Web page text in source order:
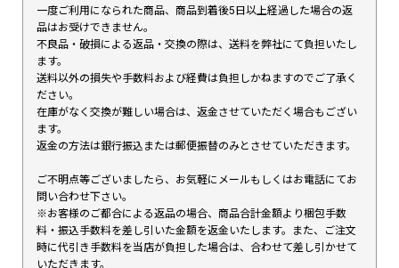
一度ご利用になられた商品、商品到着後5日以上経過した場合の返
品はお受けできません。
不良品・破損による返品・交換の際は、送料を弊社にて負担いたし
ます。
送料以外の損失や手数料および経費は負担しかねますのでご了承く
ださい。
在庫がなく交換が難しい場合は、返金させていただく場合もござい
ます。
返金の方法は銀行振込または郵便振替のみとさせていただきます。
ご不明点等ございましたら、お気軽にメールもしくはお電話にてお
問い合わせ下さい。
※お客様のご都合による返品の場合、商品合計金額より梱包手数
料・振込手数料を差し引いた金額を返金いたします。また、ご注文
時に代引き手数料を当店が負担した場合は、合わせて差し引かせて
いただきます。